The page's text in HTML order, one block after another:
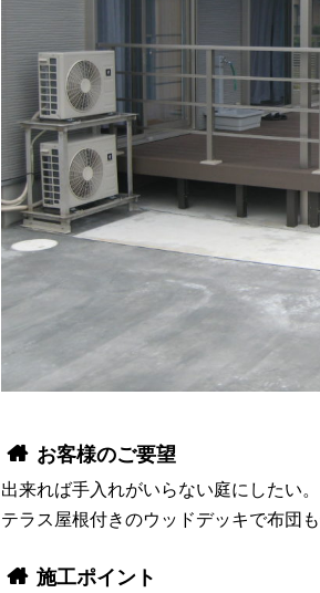
お客様のご要望
出来れば手入れがいらない庭にしたい。
テラス屋根付きのウッドデッキで布団
施工ポイント